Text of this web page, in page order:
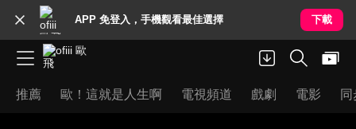
APP 免登入，手機觀看最佳選擇 下載
推薦 歐！這就是人生啊 電視頻道 戲劇 電影